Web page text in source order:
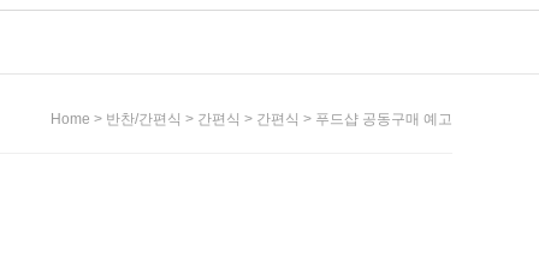
Home > 반찬/간편식 > 간편식 > 간편식 > 푸드샵 공동구매 예고